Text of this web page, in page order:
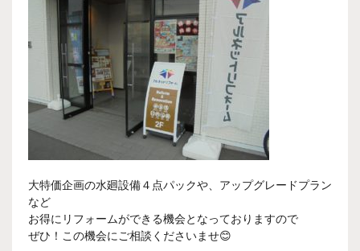
大特価企画の水廻設備４点パックや、アップグレードプラン
など
お得にリフォームができる機会となっておりますので
ぜひ！この機会にご相談くださいませ😊